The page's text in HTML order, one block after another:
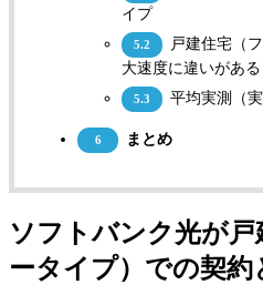
イプ
5.2
戸建住宅（
大速度に違いがある
5.3 平均実測（
6 まとめ
ソフトバンク光が戸
ータイプ）での契